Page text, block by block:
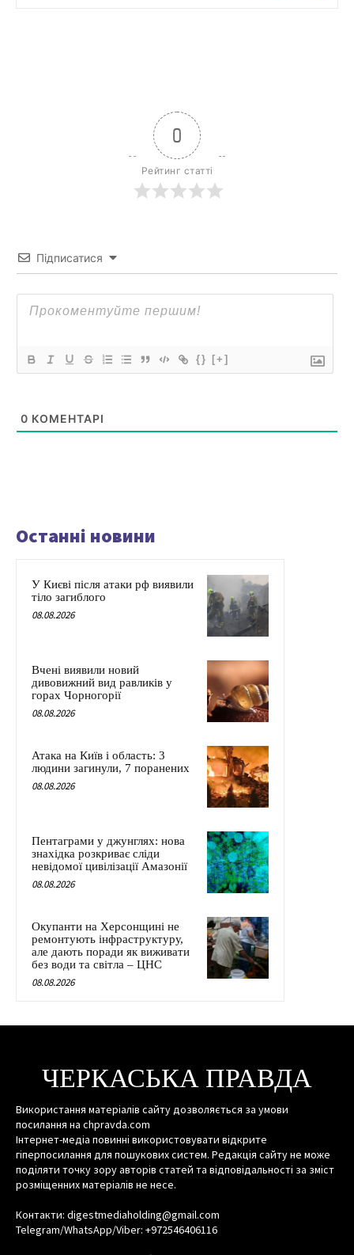
0
Рейтинг статті
Підписатися
{} [+]
0 КОМЕНТАРІ
Останні новини
У Києві після атаки рф виявили
тіло загиблого
08.08.2026
Вчені виявили новий
дивовижний вид равликів у
горах Чорногорії
08.08.2026
Атака на Київ і область: 3
людини загинули, 7 поранених
08.08.2026
Пентаграми у джунглях: нова
знахідка розкриває сліди
невідомої цивілізації Амазонії
08.08.2026
Окупанти на Херсонщині не
ремонтують інфраструктуру,
але дають поради як виживати
без води та світла – ЦНС
08.08.2026
ЧЕРКАСЬКА ПРАВДА
Використання матеріалів сайту дозволяється за умови
посилання на chpravda.com
Інтернет-медіа повинні використовувати відкрите
гіперпосилання для пошукових систем. Редакція сайту не може
поділяти точку зору авторів статей та відповідальності за зміст
розміщенних матеріалів не несе.
Контакти: digestmediaholding@gmail.com
Telegram/WhatsApp/Viber: +972546406116